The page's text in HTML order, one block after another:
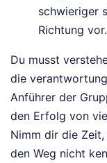
schwieriger
Richtung vor.
Du musst
die
Anführer der
den Erfolg von
Nimm dir die
den Weg nicht